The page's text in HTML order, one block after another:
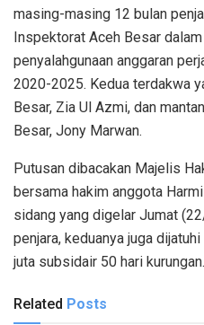
masing-masing 12 bulan
Inspektorat Aceh Besar
penyalahgunaan anggaran
2020-2025. Kedua terdakwa
Besar, Zia Ul Azmi, dan
Besar, Jony Marwan.
Putusan dibacakan Majelis
bersama hakim anggota
sidang yang digelar Jumat
penjara, keduanya juga
juta subsidair 50 hari kurungan.
Related Posts